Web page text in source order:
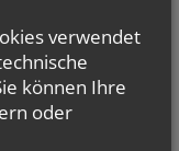
verwendet
können Ihre
oder